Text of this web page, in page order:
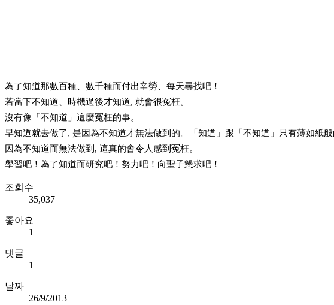
為了知道那數百種、數千種而付出辛勞、每天尋找吧！
若當下不知道、時機過後才知道, 就會很冤枉。
沒有像「不知道」這麼冤枉的事。
早知道就去做了, 是因為不知道才無法做到的。「知道」跟「不知道」只有薄如紙般
因為不知道而無法做到, 這真的會令人感到冤枉。
學習吧！為了知道而研究吧！努力吧！向聖子懇求吧！
조회수
35,037
좋아요
1
댓글
1
날짜
26/9/2013